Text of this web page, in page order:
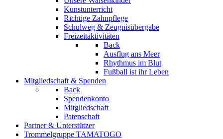
Kunstunterricht
Richtige Zahnpflege
Schulweg & Zeugnisübergabe
Freizeitaktivitäten
Back
Ausflug ans Meer
Rhythmus im Blut
Fußball ist ihr Leben
Mitgliedschaft & Spenden
Back
Spendenkonto
Mitgliedschaft
Patenschaft
Partner & Unterstützer
Trommelgruppe TAMATOGO